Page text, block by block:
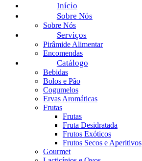
Início
Sobre Nós
Sobre Nós
Serviços
Pirâmide Alimentar
Encomendas
Catálogo
Bebidas
Bolos e Pão
Cogumelos
Ervas Aromáticas
Frutas
Frutas
Fruta Desidratada
Frutos Exóticos
Frutos Secos e Aperitivos
Gourmet